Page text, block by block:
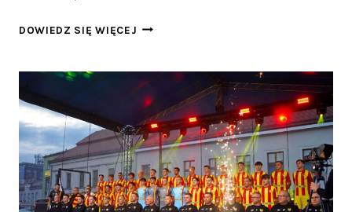
DOWIEDZ SIĘ WIĘCEJ MAGICZNY
NIEZAPOMNIANE
CHWILE
PODCZAS
DNI
MIASTA
2025